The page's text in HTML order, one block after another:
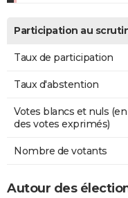
Participation au
Taux de participation
Taux d'abstention
Votes blancs et nuls
des votes exprimés)
Nombre de votants
Autour des